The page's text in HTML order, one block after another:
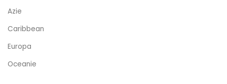
Azie
Caribbean
Europa
Oceanie